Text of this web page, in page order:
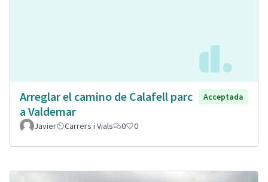
Arreglar el camino de Calafell parc
a Valdemar
Acceptada
Javier Carrers i Vials 0 0